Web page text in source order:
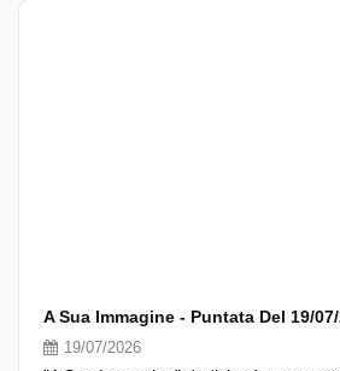
A Sua Immagine - Puntata Del 19/
19/07/2026